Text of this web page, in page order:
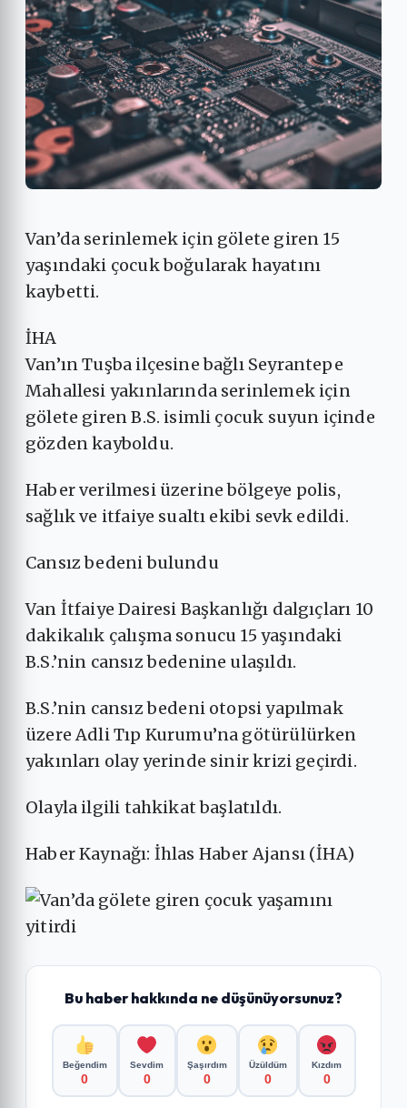
Van’da serinlemek için gölete giren 15
yaşındaki çocuk boğularak hayatını
kaybetti.
İHA
Van’ın Tuşba ilçesine bağlı Seyrantepe
Mahallesi yakınlarında serinlemek için
gölete giren B.S. isimli çocuk suyun içinde
gözden kayboldu.
Haber verilmesi üzerine bölgeye polis,
sağlık ve itfaiye sualtı ekibi sevk edildi.
Cansız bedeni bulundu
Van İtfaiye Dairesi Başkanlığı dalgıçları 10
dakikalık çalışma sonucu 15 yaşındaki
B.S.’nin cansız bedenine ulaşıldı.
B.S.’nin cansız bedeni otopsi yapılmak
üzere Adli Tıp Kurumu’na götürülürken
yakınları olay yerinde sinir krizi geçirdi.
Olayla ilgili tahkikat başlatıldı.
Haber Kaynağı: İhlas Haber Ajansı (İHA)
Bu haber hakkında ne düşünüyorsunuz?
Beğendim
0
Sevdim
0
Şaşırdım
0
Üzüldüm
0
Kızdım
0